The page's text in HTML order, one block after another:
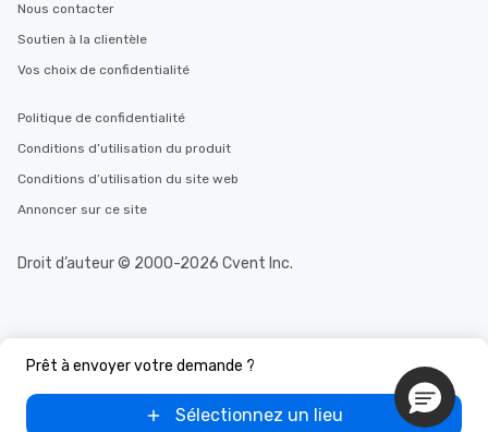
Prêt à envoyer votre demande ?
Sélectionnez un lieu
Nous contacter
Soutien à la clientèle
Vos choix de confidentialité
Politique de confidentialité
Conditions d’utilisation du produit
Conditions d’utilisation du site web
Annoncer sur ce site
Droit d’auteur © 2000-2026 Cvent Inc.